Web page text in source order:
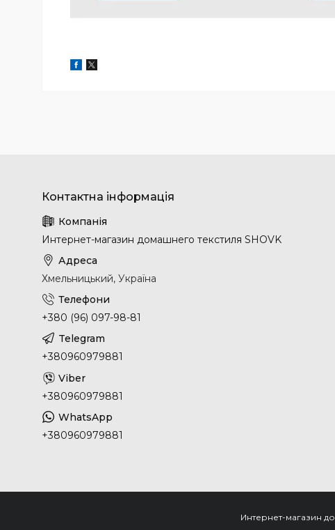
Интернет-магазин домашнего текстиля SHOVK
Хмельницький, Україна
+380 (96) 097-98-81
+380960979881
+380960979881
+380960979881